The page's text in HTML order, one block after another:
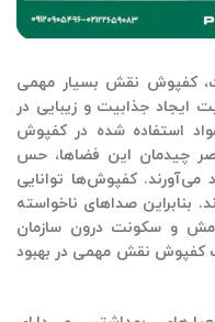
کفپوش نقش بسیار مهمی
ایجاد جذابیت و زیبایی در
استفاده شده درکفپوش
چیدمان این فضاها، حس
می‌آورند. کفپوش‌ها توانایی
بنابراین صداهای ناخواسته
و سکونت درون سازمان
کفپوش نقش مهمی در بهبود